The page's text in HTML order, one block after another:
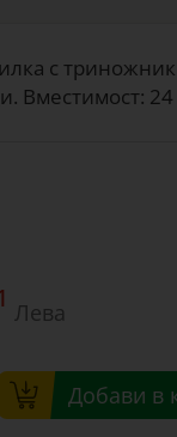
с триножник
Вместимост: 24
Лева
Добави в